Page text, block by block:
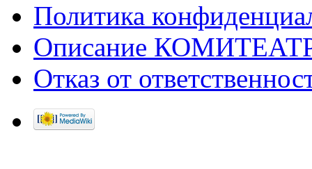
Политика
Описание
Отказ от